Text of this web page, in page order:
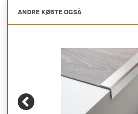
ANDRE KØBTE OGSÅ